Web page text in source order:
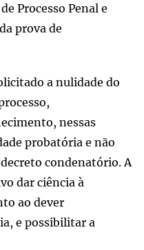
Processo Penal e
prova de
a nulidade do
nessas
probatória e não
condenatório. A
dar ciência à
ao dever
e possibilitar a